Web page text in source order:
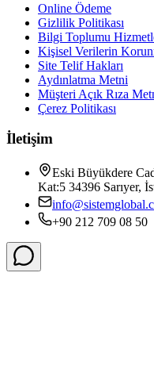
Online Ödeme
Gizlilik Politikası
Bilgi Toplumu
Kişisel Verilerin
Site Telif Hakları
Aydınlatma Metni
Müşteri Açık Rıza
Çerez Politikası
İletişim
Eski Büyükdere
Kat:5 34396 Sarıyer,
+90 212 709 08 50